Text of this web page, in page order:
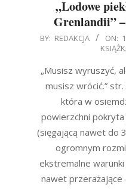
„Lodowe
Grenlandii”
2016-
16
BY: REDAKCJA ON:
„Musisz wyruszyć,
musisz wrócić.”
która w
powierzchni
(sięgającą nawet do
ogromnym
ekstremalne
nawet przerażające